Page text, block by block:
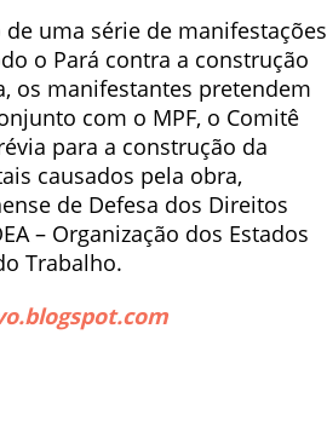
uma série de manifestações
o Pará contra a construção
os manifestantes pretendem
com o MPF, o Comitê
para a construção da
causados pela obra,
de Defesa dos Direitos
– Organização dos Estados
Trabalho.